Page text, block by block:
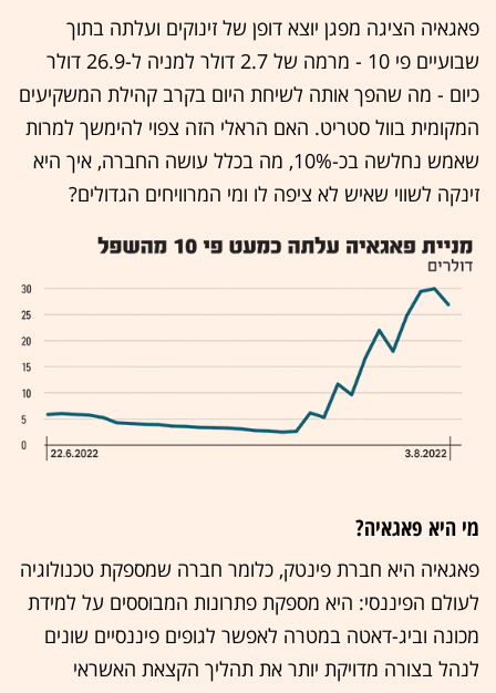
פאגאיה הציגה מפגן יוצא דופן של זינוקים ועלתה בתוך
שבועיים פי 10 - מרמה של 2.7 דולר למניה ל-26.9 דולר
כיום - מה שהפך אותה לשיחת היום בקרב קהילת המשקיעים
המקומית בוול סטריט. האם הראלי הזה צפוי להימשך למרות
שאמש נחלשה בכ-10%, מה בכלל עושה החברה, איך היא
זינקה לשווי שאיש לא ציפה לו ומי המרוויחים הגדולים?
מי היא פאגאיה?
פאגאיה היא חברת פינטק, כלומר חברה שמספקת טכנולוגיה
לעולם הפיננסי: היא מספקת פתרונות המבוססים על למידת
מכונה וביג-דאטה במטרה לאפשר לגופים פיננסיים שונים
לנהל בצורה מדויקת יותר את תהליך הקצאת האשראי